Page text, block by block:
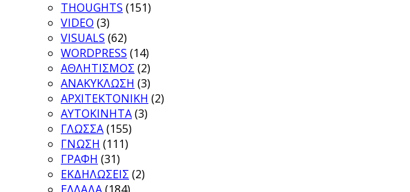
THOUGHTS (151)
VIDEO (3)
VISUALS (62)
WORDPRESS (14)
ΑΘΛΗΤΙΣΜΟΣ (2)
ΑΝΑΚΥΚΛΩΣΗ (3)
ΑΡΧΙΤΕΚΤΟΝΙΚΗ (2)
ΑΥΤΟΚΙΝΗΤΑ(3)
ΓΛΩΣΣΑ(155)
ΓΝΩΣΗ (111)
ΓΡΑΦΗ (31)
ΕΚΔΗΛΩΣΕΙΣ (2)